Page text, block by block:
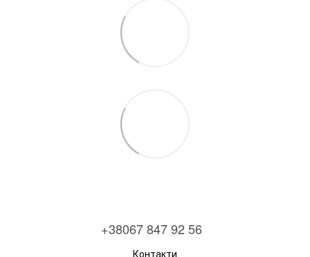
+38067 847 92 56
Контакти